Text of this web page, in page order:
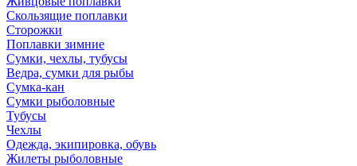
Скользящие поплавки
Сторожки
Поплавки зимние
Сумки, чехлы, тубусы
Ведра, сумки для рыбы
Сумка-кан
Сумки рыболовные
Тубусы
Чехлы
Одежда, экипировка, обувь
Жилеты рыболовные